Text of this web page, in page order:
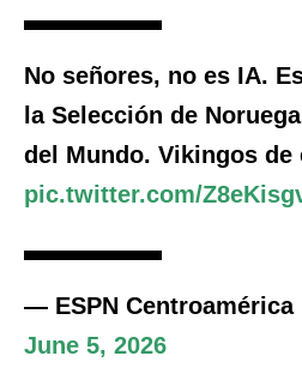
No señores, no es IA.
la Selección de
del Mundo. Vikingos de
pic.twitter.com/
— ESPN Centroamérica
June 5, 2026